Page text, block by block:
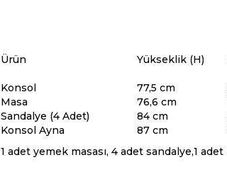
Ürün Yükseklik (H)
Konsol 77,5 cm
Masa
76,6 cm
Sandalye (4 Adet)
84 cm
Konsol Ayna
87 cm
1 adet yemek masası, 4 adet sandalye,1